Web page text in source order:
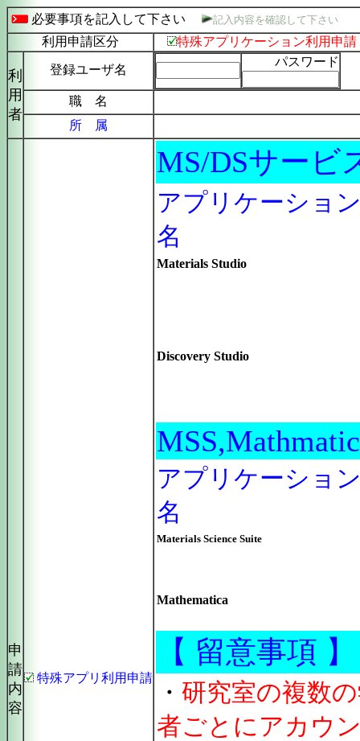
必要事項を記入して下さい 記入内容を確認して下さい
利用申請区分 特殊アプリケーション利用申請
利
用
者
登録ユーザ名
パスワード
職 名
所 属
申
請
内
容
特殊アプリ利用申請
MS/DSサービ
アプリケーショ
名
Materials Studio
Discovery Studio
アプリケーショ
名
Materials Science Suite
Mathematica
【 留意事項 】
・ 研究室の複数
者ごとにアカウ